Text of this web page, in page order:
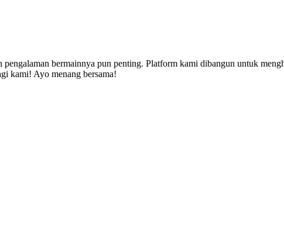
bermainnya pun penting. Platform kami dibangun untuk
kami! Ayo menang bersama!